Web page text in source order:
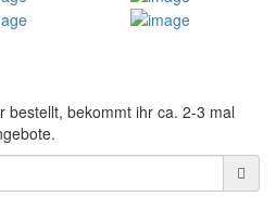
bestellt, bekommt ihr ca. 2-3 mal